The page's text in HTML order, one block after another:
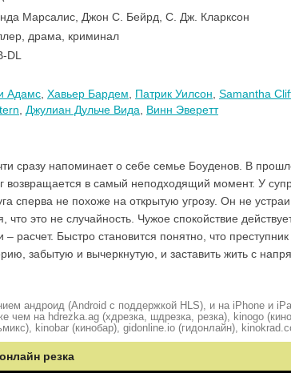
Марсалис, Джон С. Бейрд, С. Дж. Кларксон
драма, криминал
DL
Адамс Хавьер Бардем Патрик Уилсон Samantha
Джулиан Дульче Вида Винн Эверетт
сразу напоминает о себе семье Боуденов. В
в самый неподходящий момент. У
сперва не похоже на открытую угрозу. Он не
это не случайность. Чужое спокойствие
расчет. Быстро становится понятно, что
забытую и вычеркнутую, и заставить жить с
андроид (Android с поддержкой HLS), и на iPhone и
на hdrezka.ag (хдрезка, шдрезка, резка), kinogo
kinobar (кинобар), gidonline.io (гидонлайн),
резка